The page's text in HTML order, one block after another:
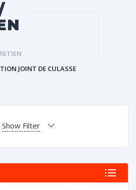
JOINT DE CULASSE
Show Filter